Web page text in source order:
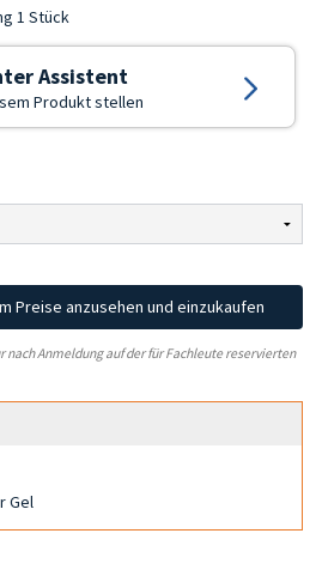
1 Stück
Assistent
Produkt stellen
Preise anzusehen und einzukaufen
nach Anmeldung auf der für Fachleute reservierten
Gel